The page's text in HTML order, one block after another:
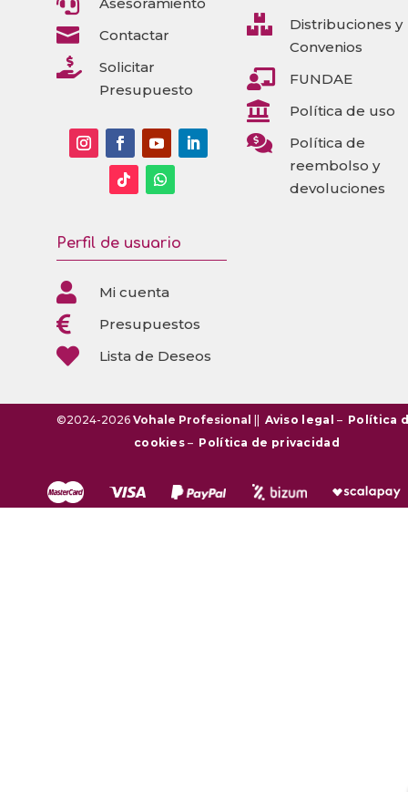
Asesoramiento
 Contactar

Solicitar
Presupuesto

Distribuciones y
Convenios
 FUNDAE
 Política de uso

Política de
reembolso y
devoluciones
Perfil de usuario
 Mi cuenta
 Presupuestos
 Lista de Deseos
©2024-2026 Vohale Profesional Aviso legal – Política
cookies– Política de privacidad